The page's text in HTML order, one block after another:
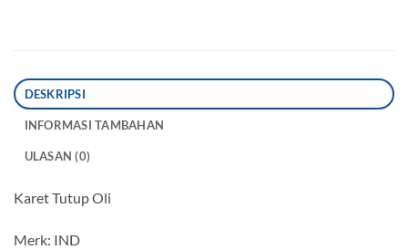
DESKRIPSI
INFORMASI TAMBAHAN
ULASAN (0)
Karet Tutup Oli
Merk: IND